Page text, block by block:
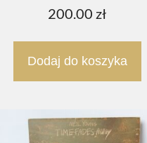
200.00 zł
Dodaj do koszyka